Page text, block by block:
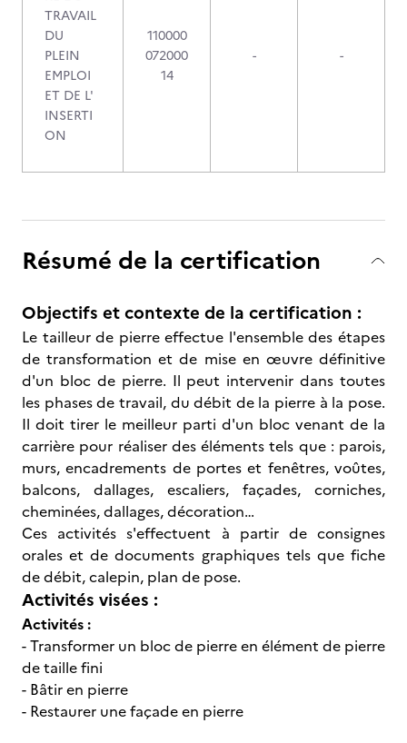
TRAVAIL
DU
PLEIN
EMPLOI
ET DE L'
INSERTI
ON
110000
072000
14
- -
Résumé de la certification
Objectifs et contexte de la certification :
Le tailleur de pierre effectue l'ensemble des étapes
de transformation et de mise en œuvre définitive
d'un bloc de pierre. Il peut intervenir dans toutes
les phases de travail, du débit de la pierre à la pose.
Il doit tirer le meilleur parti d'un bloc venant de la
carrière pour réaliser des éléments tels que : parois,
murs, encadrements de portes et fenêtres, voûtes,
balcons, dallages, escaliers, façades, corniches,
cheminées, dallages, décoration…
Ces activités s'effectuent à partir de consignes
orales et de documents graphiques tels que fiche
de débit, calepin, plan de pose.
Activités visées :
Activités :
- Transformer un bloc de pierre en élément de pierre
de taille fini
- Bâtir en pierre
- Restaurer une façade en pierre